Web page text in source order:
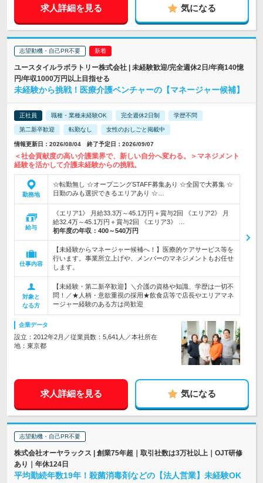
求人詳細を見る 気になる
志望動機・自己PR不要
ユースタイルラボラトリー株式会社 | 未経験歓迎/完全週休2日/年商140憶
円/年収1000万円以上目指せる
未経験から挑戦！医療介護ベンチャーの【マネージャー候補】
正社員 職種・業種未経験OK 完全週休2日制 学歴不問
第二新卒歓迎 転勤なし 女性のおしごと掲載中
情報更新日：2026/08/04 終了予定日：2026/09/07
＜社会貢献度の高い介護業界で、新しい自分へ変わる。＞マネジメント
経験を活かして介護未経験からの挑戦。
勤務地
☆転勤無し ☆オープニングSTAFF募集あり ☆全国で大募集 ☆
日勤のみも選択できるエリアあり ☆…
給与
《エリア1》 月給33.3万～45.1万円＋賞与2回 《エリア2》 月
給32.4万～45.1万円＋賞与2回 《エリア3》 …
初年度の年収： 400～540万円
仕事内容
【未経験からマネージャー候補へ！】医療的ケアサービス等を
行います。事業所立上げや、メンバーのマネジメントもお任せ
します。
対象と
なる方
【未経験・第二新卒歓迎】＼介護の資格や知識、学歴は一切不
問！／★人柄・意欲重視の採用★飲食店等で店長やエリアマネ
ージャー経験のある方は尚歓迎
企業データ
設立：2012年2月／従業員数：5,641人／本社所在
地：東京都
求人詳細を見る 気になる
志望動機・自己PR不要
株式会社オーヤラックス | 創業75年超｜取引社数は3万社以上｜OJT研修
あり｜年休124日
平均勤続年数19年！殺菌消毒剤などの【法人営業】未経験OK